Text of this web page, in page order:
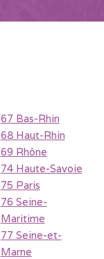
67 Bas-Rhin
68 Haut-Rhin
69 Rhône
74 Haute-Savoie
75 Paris
76 Seine-
Maritime
77 Seine-et-
Marne